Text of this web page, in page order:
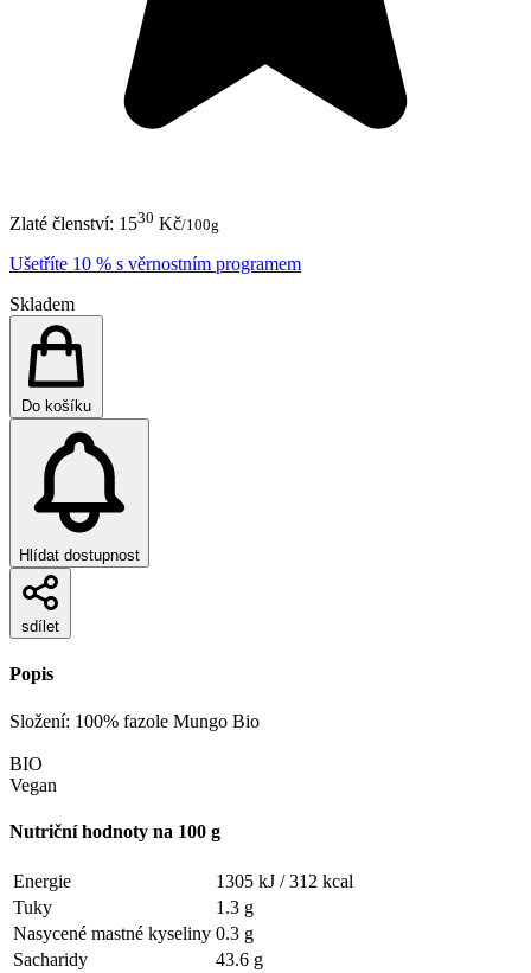
Zlaté členství: 1530 Kč/100g
Ušetříte 10 % s věrnostním programem
Skladem
Do košíku
Hlídat dostupnost
sdílet
Popis
Složení: 100% fazole Mungo Bio
BIO
Vegan
Nutriční hodnoty na 100 g
Energie 1305 kJ /312 kcal
Tuky
1.3 g
Nasycené mastné kyseliny 0.3 g
Sacharidy
43.6 g